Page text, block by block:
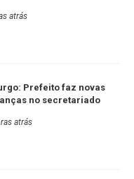
atrás
Prefeito faz novas
no secretariado
atrás